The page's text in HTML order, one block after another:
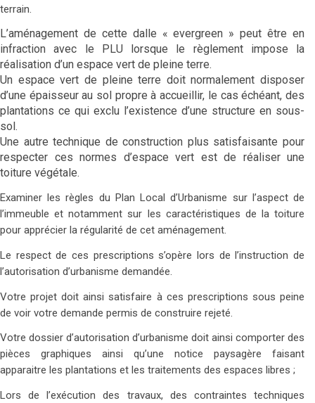
terrain.
L’aménagement de cette dalle « evergreen » peut être en
infraction avec le PLU lorsque le règlement impose la
réalisation d’un espace vert de pleine terre.
Un espace vert de pleine terre doit normalement disposer
d’une épaisseur au sol propre à accueillir, le cas échéant, des
plantations ce qui exclu l’existence d’une structure en sous-
sol.
Une autre technique de construction plus satisfaisante pour
respecter ces normes d’espace vert est de réaliser une
toiture végétale.
Examiner les règles du Plan Local d’Urbanisme sur l’aspect de
l’immeuble et notamment sur les caractéristiques de la toiture
pour apprécier la régularité de cet aménagement.
Le respect de ces prescriptions s’opère lors de l’instruction de
l’autorisation d’urbanisme demandée.
Votre projet doit ainsi satisfaire à ces prescriptions sous peine
de voir votre demande permis de construire rejeté.
Votre dossier d’autorisation d’urbanisme doit ainsi comporter des
pièces graphiques ainsi qu’une notice paysagère faisant
apparaitre les plantations et les traitements des espaces libres ;
Lors de l’exécution des travaux, des contraintes techniques